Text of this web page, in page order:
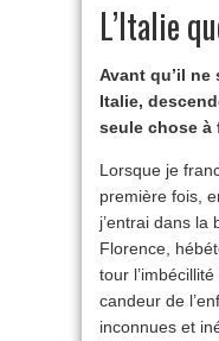
L’Italie
Avant qu’il
Italie,
seule chose à
Lorsque je
première fois,
j’entrai dans la
Florence,
tour
candeur de
inconnues et